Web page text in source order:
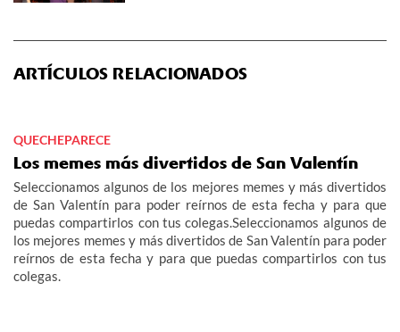
ARTÍCULOS RELACIONADOS
QUECHEPARECE
Los memes más divertidos de San Valentín
Seleccionamos algunos de los mejores memes y más divertidos
de San Valentín para poder reírnos de esta fecha y para que
puedas compartirlos con tus colegas.Seleccionamos algunos de
los mejores memes y más divertidos de San Valentín para poder
reírnos de esta fecha y para que puedas compartirlos con tus
colegas.